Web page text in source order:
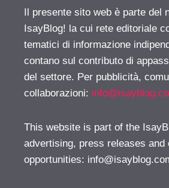
Il presente sito web è parte del
IsayBlog! la cui rete editoriale
tematici di informazione
contano sul contributo di
del settore. Per pubblicità,
collaborazioni:
This website is part of the
advertising, press releases and
opportunities: